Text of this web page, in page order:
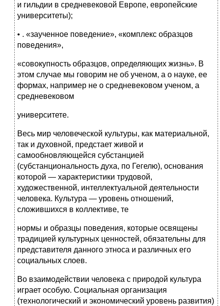
и гильдии в средневековой Европе, европейские
университеты);
• . «заученное поведение», «комплекс образцов
поведения»,
«совокупность образцов, определяющих жизнь». В
этом случае мы говорим не об ученом, а о науке, ее
формах, например не о средневековом ученом, а
средневековом
университете.
Весь мир человеческой культуры, как материальной,
так и духовной, предстает живой и
самообновляющейся субстанцией
(субстанциональность духа, по Гегелю), основания
которой — характеристики трудовой,
художественной, интеллектуальной деятельности
человека. Культура — уровень отношений,
сложившихся в коллективе, те
нормы и образцы поведения, которые освящены
традицией культурных ценностей, обязательны для
представителя данного этноса и различных его
социальных слоев.
Во взаимодействии человека с природой культура
играет особую. Социальная организация
(технологический и экономический уровень развития)